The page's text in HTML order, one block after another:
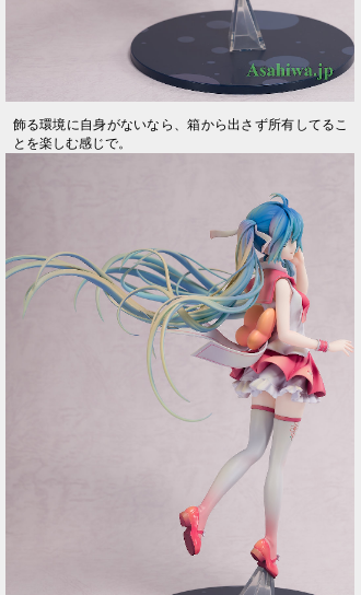
飾る環境に自身がないなら、箱から出さず所有してるこ
とを楽しむ感じで。